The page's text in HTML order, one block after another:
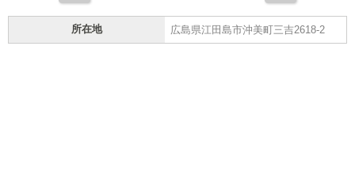
所在地 広島県江田島市沖美町三吉2618-2